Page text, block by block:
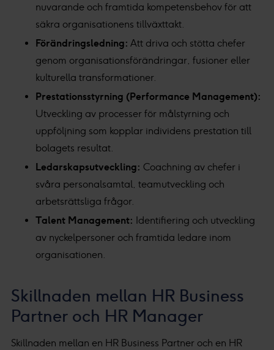
nuvarande och framtida kompetensbehov för att
säkra organisationens tillväxttakt.
Förändringsledning: Att driva och stötta chefer
genom organisationsförändringar, fusioner eller
kulturella transformationer.
Prestationsstyrning (Performance Management):
Utveckling av processer för målstyrning och
uppföljning som kopplar individens prestation till
bolagets resultat.
Ledarskapsutveckling: Coachning av chefer i
svåra personalsamtal, teamutveckling och
arbetsrättsliga frågor.
Talent Management: Identifiering och utveckling
av nyckelpersoner och framtida ledare inom
organisationen.
Skillnaden mellan HR Business
Partner och HR Manager
Skillnaden mellan en HR Business Partner och en HR